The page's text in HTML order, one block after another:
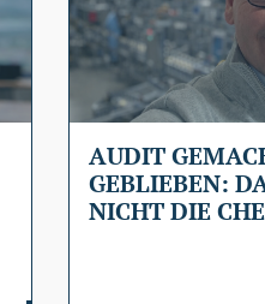
AUDIT
GEBLIEBEN:
NICHT DIE